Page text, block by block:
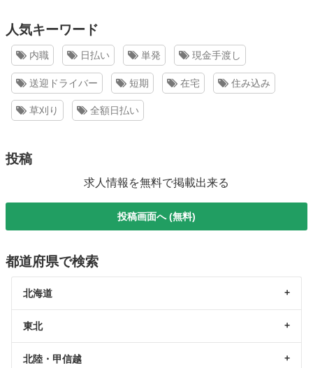
人気キーワード
内職 日払い 単発 現金手渡し
送迎ドライバー 短期 在宅 住み込み
草刈り 全額日払い
投稿
求人情報を無料で掲載出来る
投稿画面へ (無料)
都道府県で検索
北海道
東北
北陸・甲信越